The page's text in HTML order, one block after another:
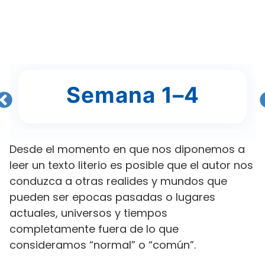
1–4
Desde el momento en que nos diponemos a
leer un texto literio es posible que el autor nos
conduzca a otras realides y mundos que
pueden ser epocas pasadas o lugares
actuales, universos y tiempos
completamente fuera de lo que
consideramos “normal” o “común”.